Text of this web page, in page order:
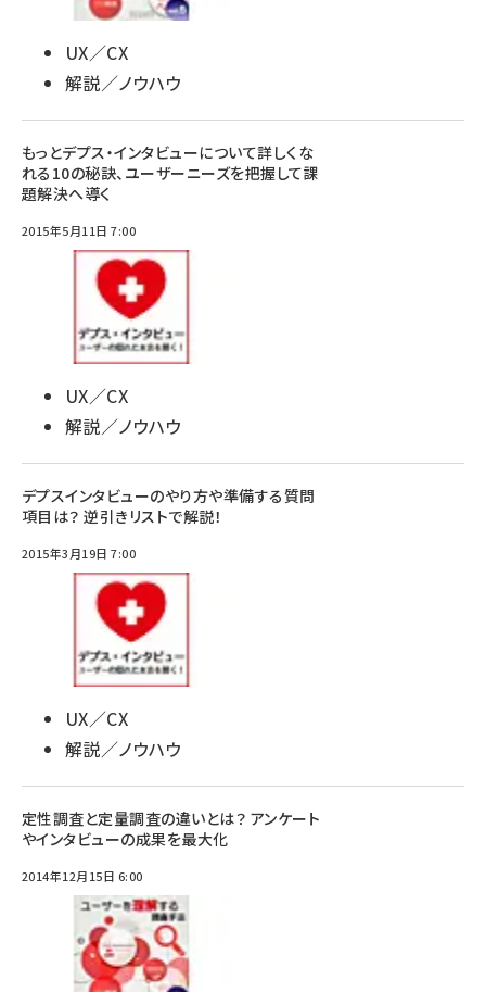
UX／CX
解説／ノウハウ
もっとデプス・インタビューについて詳しくな
れる10の秘訣、ユーザーニーズを把握して課
題解決へ導く
2015年5月11日 7:00
UX／CX
解説／ノウハウ
デプスインタビューのやり方や準備する質問
項目は？ 逆引きリストで解説！
2015年3月19日 7:00
UX／CX
解説／ノウハウ
定性調査と定量調査の違いとは？ アンケート
やインタビューの成果を最大化
2014年12月15日 6:00